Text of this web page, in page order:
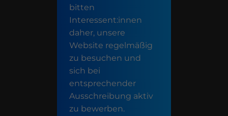
bitten
Interessent:innen
daher, unsere
Website regelmäßig
zu besuchen und
sich bei
entsprechender
Ausschreibung aktiv
zu bewerben.